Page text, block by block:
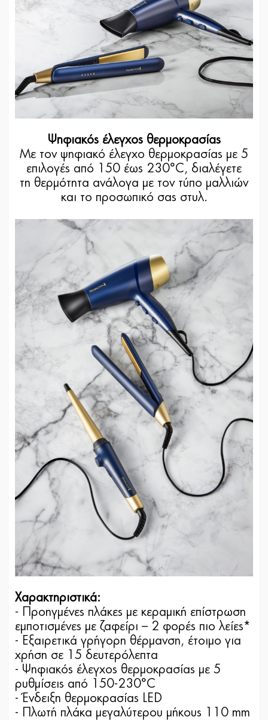
Ψηφιακός έλεγχος θερμοκρασίας
Με τον ψηφιακό έλεγχο θερμοκρασίας με 5
επιλογές από 150 έως 230°C, διαλέγετε
τη θερμότητα ανάλογα με τον τύπο μαλλιών
και το προσωπικό σας στυλ.
Χαρακτηριστικά:
- Προηγμένες πλάκες με κεραμική επίστρωση
εμποτισμένες με ζαφείρι – 2 φορές πιο λείες*
- Εξαιρετικά γρήγορη θέρμανση, έτοιμο για
χρήση σε 15 δευτερόλεπτα
- Ψηφιακός έλεγχος θερμοκρασίας με 5
ρυθμίσεις από 150-230°C
- Ένδειξη θερμοκρασίας LED
- Πλωτή πλάκα μεγαλύτερου μήκους 110 mm